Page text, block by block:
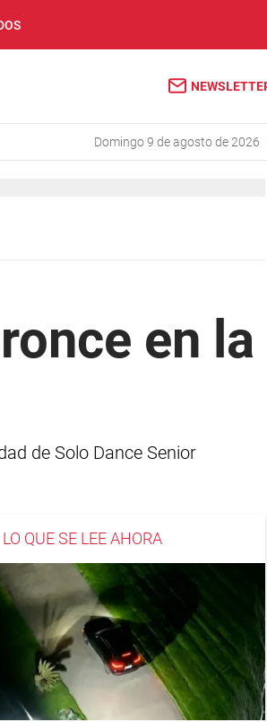
domingo 9 de agosto de 2026
en la
de Solo Dance Senior
LO QUE SE LEE AHORA